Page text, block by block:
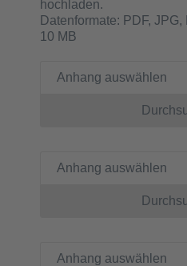
hochladen.
Datenformate: PDF,
10 MB
Anhang auswählen
Anhang auswählen
Anhang auswählen